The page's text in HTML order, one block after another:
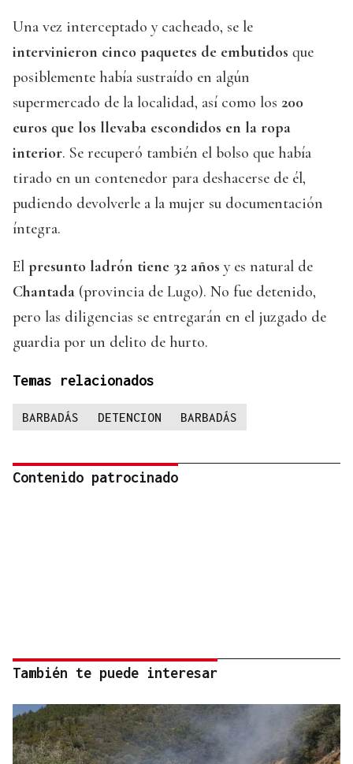
Una vez interceptado y cacheado, se le
intervinieron cinco paquetes de embutidos que
posiblemente había sustraído en algún
supermercado de la localidad, así como los 200
euros que los llevaba escondidos en la ropa
interior. Se recuperó también el bolso que había
tirado en un contenedor para deshacerse de él,
pudiendo devolverle a la mujer su documentación
íntegra.
El presunto ladrón tiene 32 años y es natural de
Chantada (provincia de Lugo). No fue detenido,
pero las diligencias se entregarán en el juzgado de
guardia por un delito de hurto.
Temas relacionados
BARBADÁS DETENCION BARBADÁS
Contenido patrocinado
También te puede interesar